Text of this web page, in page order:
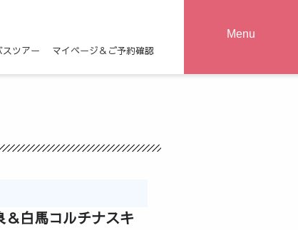
Menu
スツアー マイページ＆ご予約確認
白馬コルチナスキ